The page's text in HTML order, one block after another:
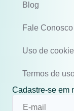
Blog
Fale Conosco
Uso de
Termos de
Cadastre-se em